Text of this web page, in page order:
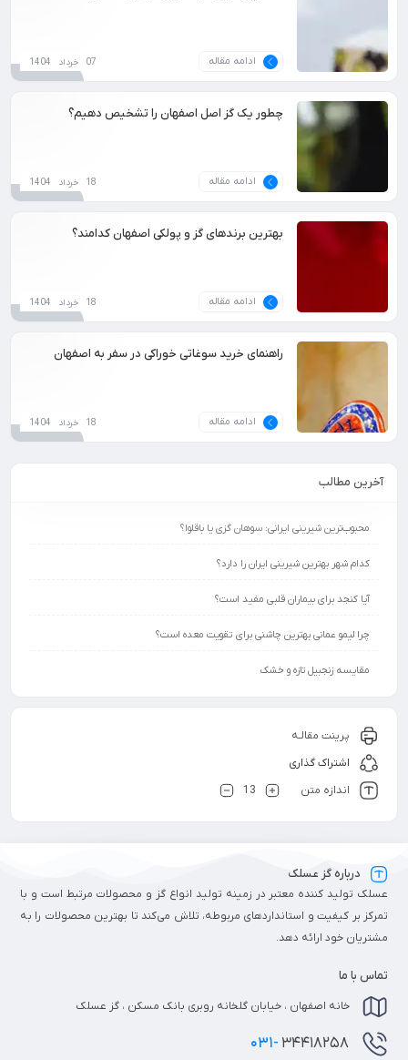
ادامه مقاله 07 خرداد 1404
چطور یک گز اصل اصفهان را تشخیص دهیم؟
ادامه مقاله 18 خرداد 1404
بهترین برندهای گز و پولکی اصفهان کدامند؟
ادامه مقاله 18 خرداد 1404
راهنمای خرید سوغاتی خوراکی در سفر به اصفهان
ادامه مقاله 18 خرداد 1404
آخرین مطالب
محبوب‌ترین شیرینی ایرانی: سوهان گزی یا باقلوا؟
کدام شهر بهترین شیرینی ایران را دارد؟
آیا کنجد برای بیماران قلبی مفید است؟
چرا لیمو عمانی بهترین چاشنی برای تقویت معده است؟
مقایسه زنجبیل تازه و خشک
پرینت مقالـه
اشتراک گذاری
اندازه متن
13
درباره گز عسلک
عسلک تولید کننده معتبر در زمینه تولید انواع گز و محصولات مرتبط است و با
تمرکز بر کیفیت و استانداردهای مربوطه، تلاش می‌کند تا بهترین محصولات را به
مشتریان خود ارائه دهد.
تماس با ما
خانه اصفهان ، خیابان گلخانه روبری بانک مسکن ، گز عسلک
031- 34418258